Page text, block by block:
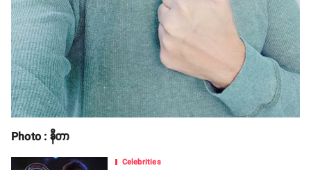
Photo : နီတာ
Celebrities